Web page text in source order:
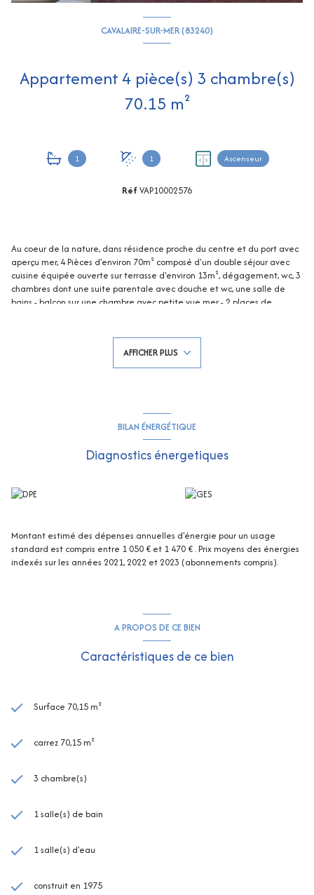
CAVALAIRE-SUR-MER (83240)
Appartement 4 pièce(s) 3 chambre(s)
70.15 m²
1 1 Ascenseur
RéfVAP10002576
Au coeur de la nature, dans résidence proche du centre et du port avec
aperçu mer, 4 Pièces d'environ 70m² composé d'un double séjour avec
cuisine équipée ouverte sur terrasse d'environ 13m², dégagement, wc, 3
chambres dont une suite parentale avec douche et wc, une salle de
bains - balcon sur une chambre avec petite vue mer - 2 places de
809868243(EI) RCS FREJUS-Les informations sur les risques auxquels ce
bien est exposé sont disponibles sur le site Georisques :
georisques.gouv.fr - Copropriété loi N°65-557 du 10 juillet 1965 : 301 lots
AFFICHER PLUS
BILAN ÉNERGÉTIQUE
Diagnostics énergetiques
Montant estimé des dépenses annuelles d'énergie pour un usage
standard est compris entre 1 050 € et 1 470 € . Prix moyens des énergies
indexés sur les années 2021, 2022 et 2023 (abonnements compris).
A PROPOS DE CE BIEN
Caractéristiques de ce bien
Surface 70,15 m²
carrez 70,15 m²
3 chambre(s)
1 salle(s) de bain
1 salle(s) d'eau
construit en 1975